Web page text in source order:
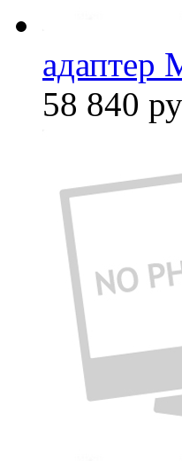
адаптер
58 840